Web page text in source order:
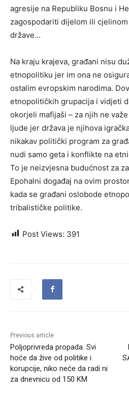
agresije na Republiku Bosnu i
zagospodariti dijelom ili
države…
Na kraju krajeva, građani nisu
etnopolitiku jer im ona ne
ostalim evropskim narodima.
etnopolitičkih grupacija i vidjeti
okorjeli mafijaši – za njih ne
ljude jer država je njihova
nikakav politički program za
nudi samo geta i konflikte na
To je neizvjesna budućnost za
Epohalni događaj na ovim
kada se građani oslobode
tribalističke politike.
Post Views: 391
Previous article
Poljoprivreda propada: Svi
hoće da žive od politike i
korupcije, niko neće da radi ni
za dnevnicu od 150 KM